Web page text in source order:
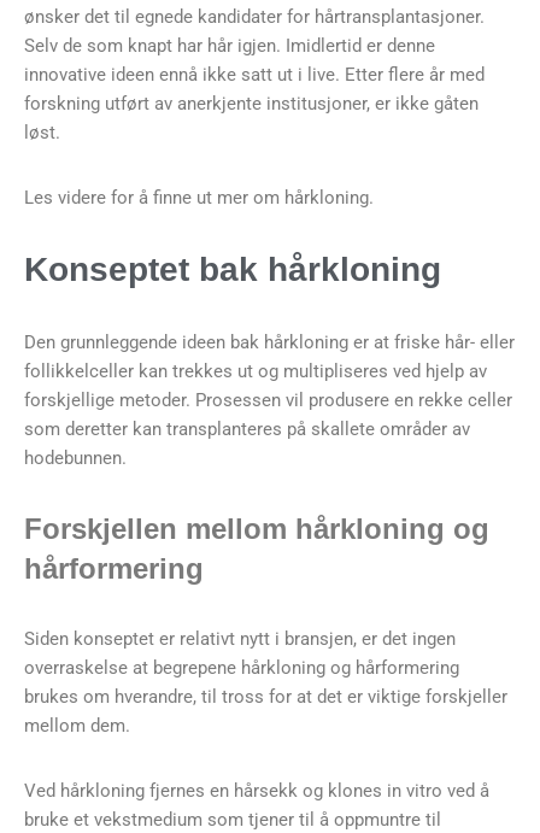
ønsker det til egnede kandidater for hårtransplantasjoner.
Selv de som knapt har hår igjen. Imidlertid er denne
innovative ideen ennå ikke satt ut i live. Etter flere år med
forskning utført av anerkjente institusjoner, er ikke gåten
løst.
Les videre for å finne ut mer om hårkloning.
Konseptet bak hårkloning
Den grunnleggende ideen bak hårkloning er at friske hår- eller
follikkelceller kan trekkes ut og multipliseres ved hjelp av
forskjellige metoder. Prosessen vil produsere en rekke celler
som deretter kan transplanteres på skallete områder av
hodebunnen.
Forskjellen mellom hårkloning og
hårformering
Siden konseptet er relativt nytt i bransjen, er det ingen
overraskelse at begrepene hårkloning og hårformering
brukes om hverandre, til tross for at det er viktige forskjeller
mellom dem.
Ved hårkloning fjernes en hårsekk og klones in vitro ved å
bruke et vekstmedium som tjener til å oppmuntre til